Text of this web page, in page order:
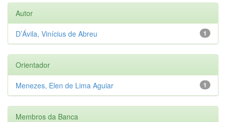
Autor
1
D’Ávila, Vinícius de Abreu
Orientador
1
Menezes, Elen de Lima Aguiar
Membros da Banca